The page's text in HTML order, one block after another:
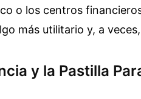
o los centros
más utilitario y, a
y la Pastilla